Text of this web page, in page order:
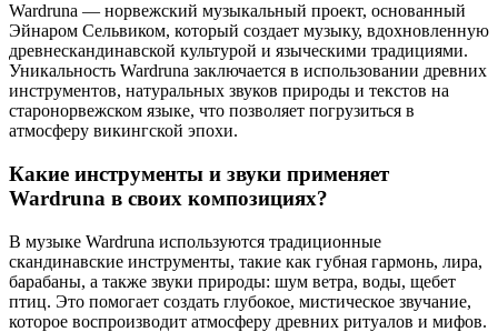
Wardruna — норвежский музыкальный проект, основанный
Эйнаром Сельвиком, который создает музыку, вдохновленную
древнескандинавской культурой и языческими традициями.
Уникальность Wardruna заключается в использовании древних
инструментов, натуральных звуков природы и текстов на
старонорвежском языке, что позволяет погрузиться в
атмосферу викингской эпохи.
Какие инструменты и звуки применяет
Wardruna в своих композициях?
В музыке Wardruna используются традиционные
скандинавские инструменты, такие как губная гармонь, лира,
барабаны, а также звуки природы: шум ветра, воды, щебет
птиц. Это помогает создать глубокое, мистическое звучание,
которое воспроизводит атмосферу древних ритуалов и мифов.